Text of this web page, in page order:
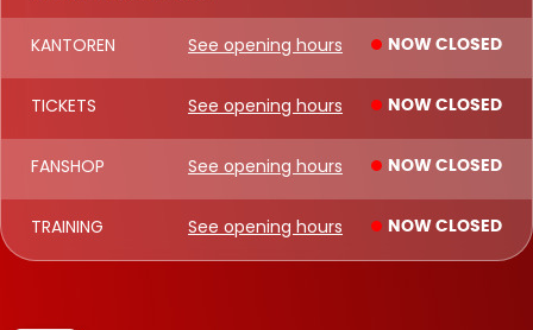
KANTOREN See opening hours NOW CLOSED
TICKETS See opening hours NOW CLOSED
FANSHOP See opening hours NOW CLOSED
TRAINING See opening hours NOW CLOSED